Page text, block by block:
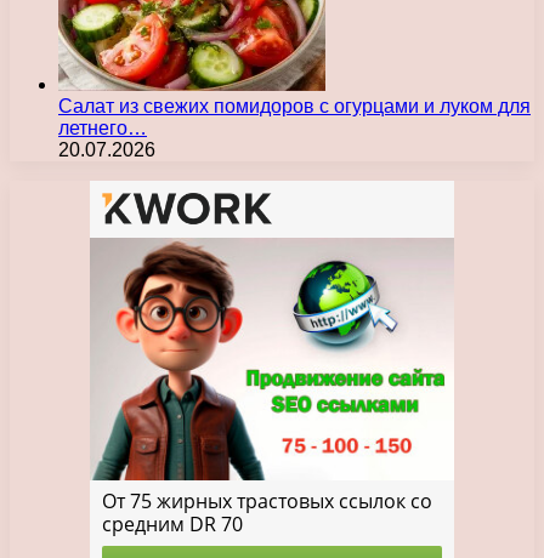
Салат из свежих помидоров с огурцами и луком для
летнего…
20.07.2026